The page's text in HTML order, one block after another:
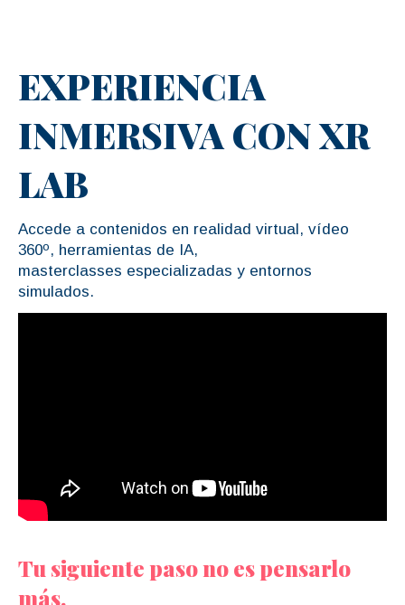
EXPERIENCIA
INMERSIVA CON XR
LAB
Accede a contenidos en realidad virtual, vídeo
360º, herramientas de IA,
masterclasses especializadas y entornos
simulados.
Tu siguiente paso no es pensarlo
más.